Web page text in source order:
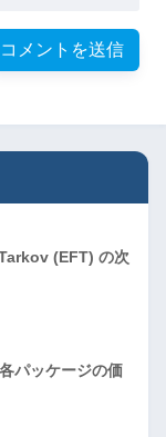
(EFT) の次
パッケージの価